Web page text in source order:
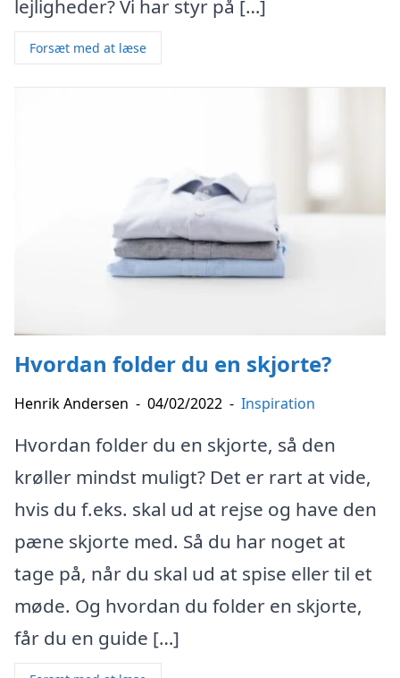
lejligheder? Vi har styr på […]
Forsæt med at læse
Hvordan folder du en skjorte?
Henrik Andersen - 04/02/2022 - Inspiration
Hvordan folder du en skjorte, så den
krøller mindst muligt? Det er rart at vide,
hvis du f.eks. skal ud at rejse og have den
pæne skjorte med. Så du har noget at
tage på, når du skal ud at spise eller til et
møde. Og hvordan du folder en skjorte,
får du en guide […]